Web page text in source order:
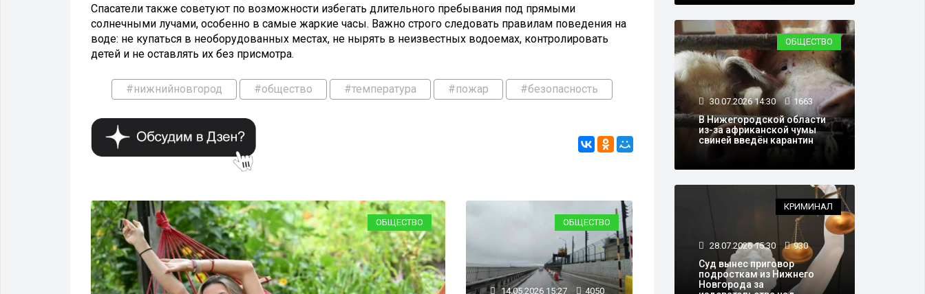
Спасатели также советуют по возможности избегать длительного пребывания под прямыми
солнечными лучами, особенно в самые жаркие часы. Важно строго следовать правилам поведения на
воде: не купаться в необорудованных местах, не нырять в неизвестных водоемах, контролировать
детей и не оставлять их без присмотра.
#нижнийновгород #общество #температура #пожар #безопасность
ОБЩЕСТВО ОБЩЕСТВО
14.05.2026 15:27 4050
ОБЩЕСТВО
30.07.2026 14:30 1663
В Нижегородской области
из-за африканской чумы
свиней введён карантин
КРИМИНАЛ
28.07.2026 15:30 930
Суд вынес приговор
подросткам из Нижнего
Новгорода за